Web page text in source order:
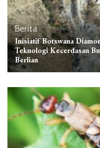
Berita
Inisiatif Botswana
Teknologi Kecerdasan
Berlian